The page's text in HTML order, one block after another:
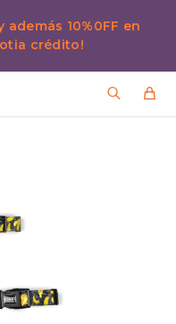
además 10%0FF en
crédito!